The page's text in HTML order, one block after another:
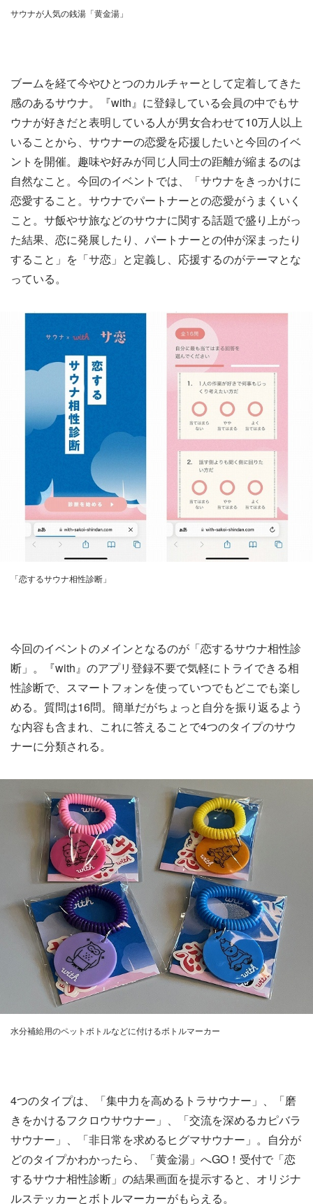
サウナが人気の銭湯「黄金湯」
ブームを経て今やひとつのカルチャーとして定着してきた
感のあるサウナ。『with』に登録している会員の中でもサ
ウナが好きだと表明している人が男女合わせて10万人以上
いることから、サウナーの恋愛を応援したいと今回のイベ
ントを開催。趣味や好みが同じ人同士の距離が縮まるのは
自然なこと。今回のイベントでは、「サウナをきっかけに
恋愛すること。サウナでパートナーとの恋愛がうまくいく
こと。サ飯やサ旅などのサウナに関する話題で盛り上がっ
た結果、恋に発展したり、パートナーとの仲が深まったり
すること」を「サ恋」と定義し、応援するのがテーマとな
っている。
「恋するサウナ相性診断」
今回のイベントのメインとなるのが「恋するサウナ相性診
断」。『with』のアプリ登録不要で気軽にトライできる相
性診断で、スマートフォンを使っていつでもどこでも楽し
める。質問は16問。簡単だがちょっと自分を振り返るよう
な内容も含まれ、これに答えることで4つのタイプのサウ
ナーに分類される。
水分補給用のペットボトルなどに付けるボトルマーカー
4つのタイプは、「集中力を高めるトラサウナー」、「磨
きをかけるフクロウサウナー」、「交流を深めるカピバラ
サウナー」、「非日常を求めるヒグマサウナー」。自分が
どのタイプかわかったら、「黄金湯」へGO！受付で「恋
するサウナ相性診断」の結果画面を提示すると、オリジナ
ルステッカーとボトルマーカーがもらえる。